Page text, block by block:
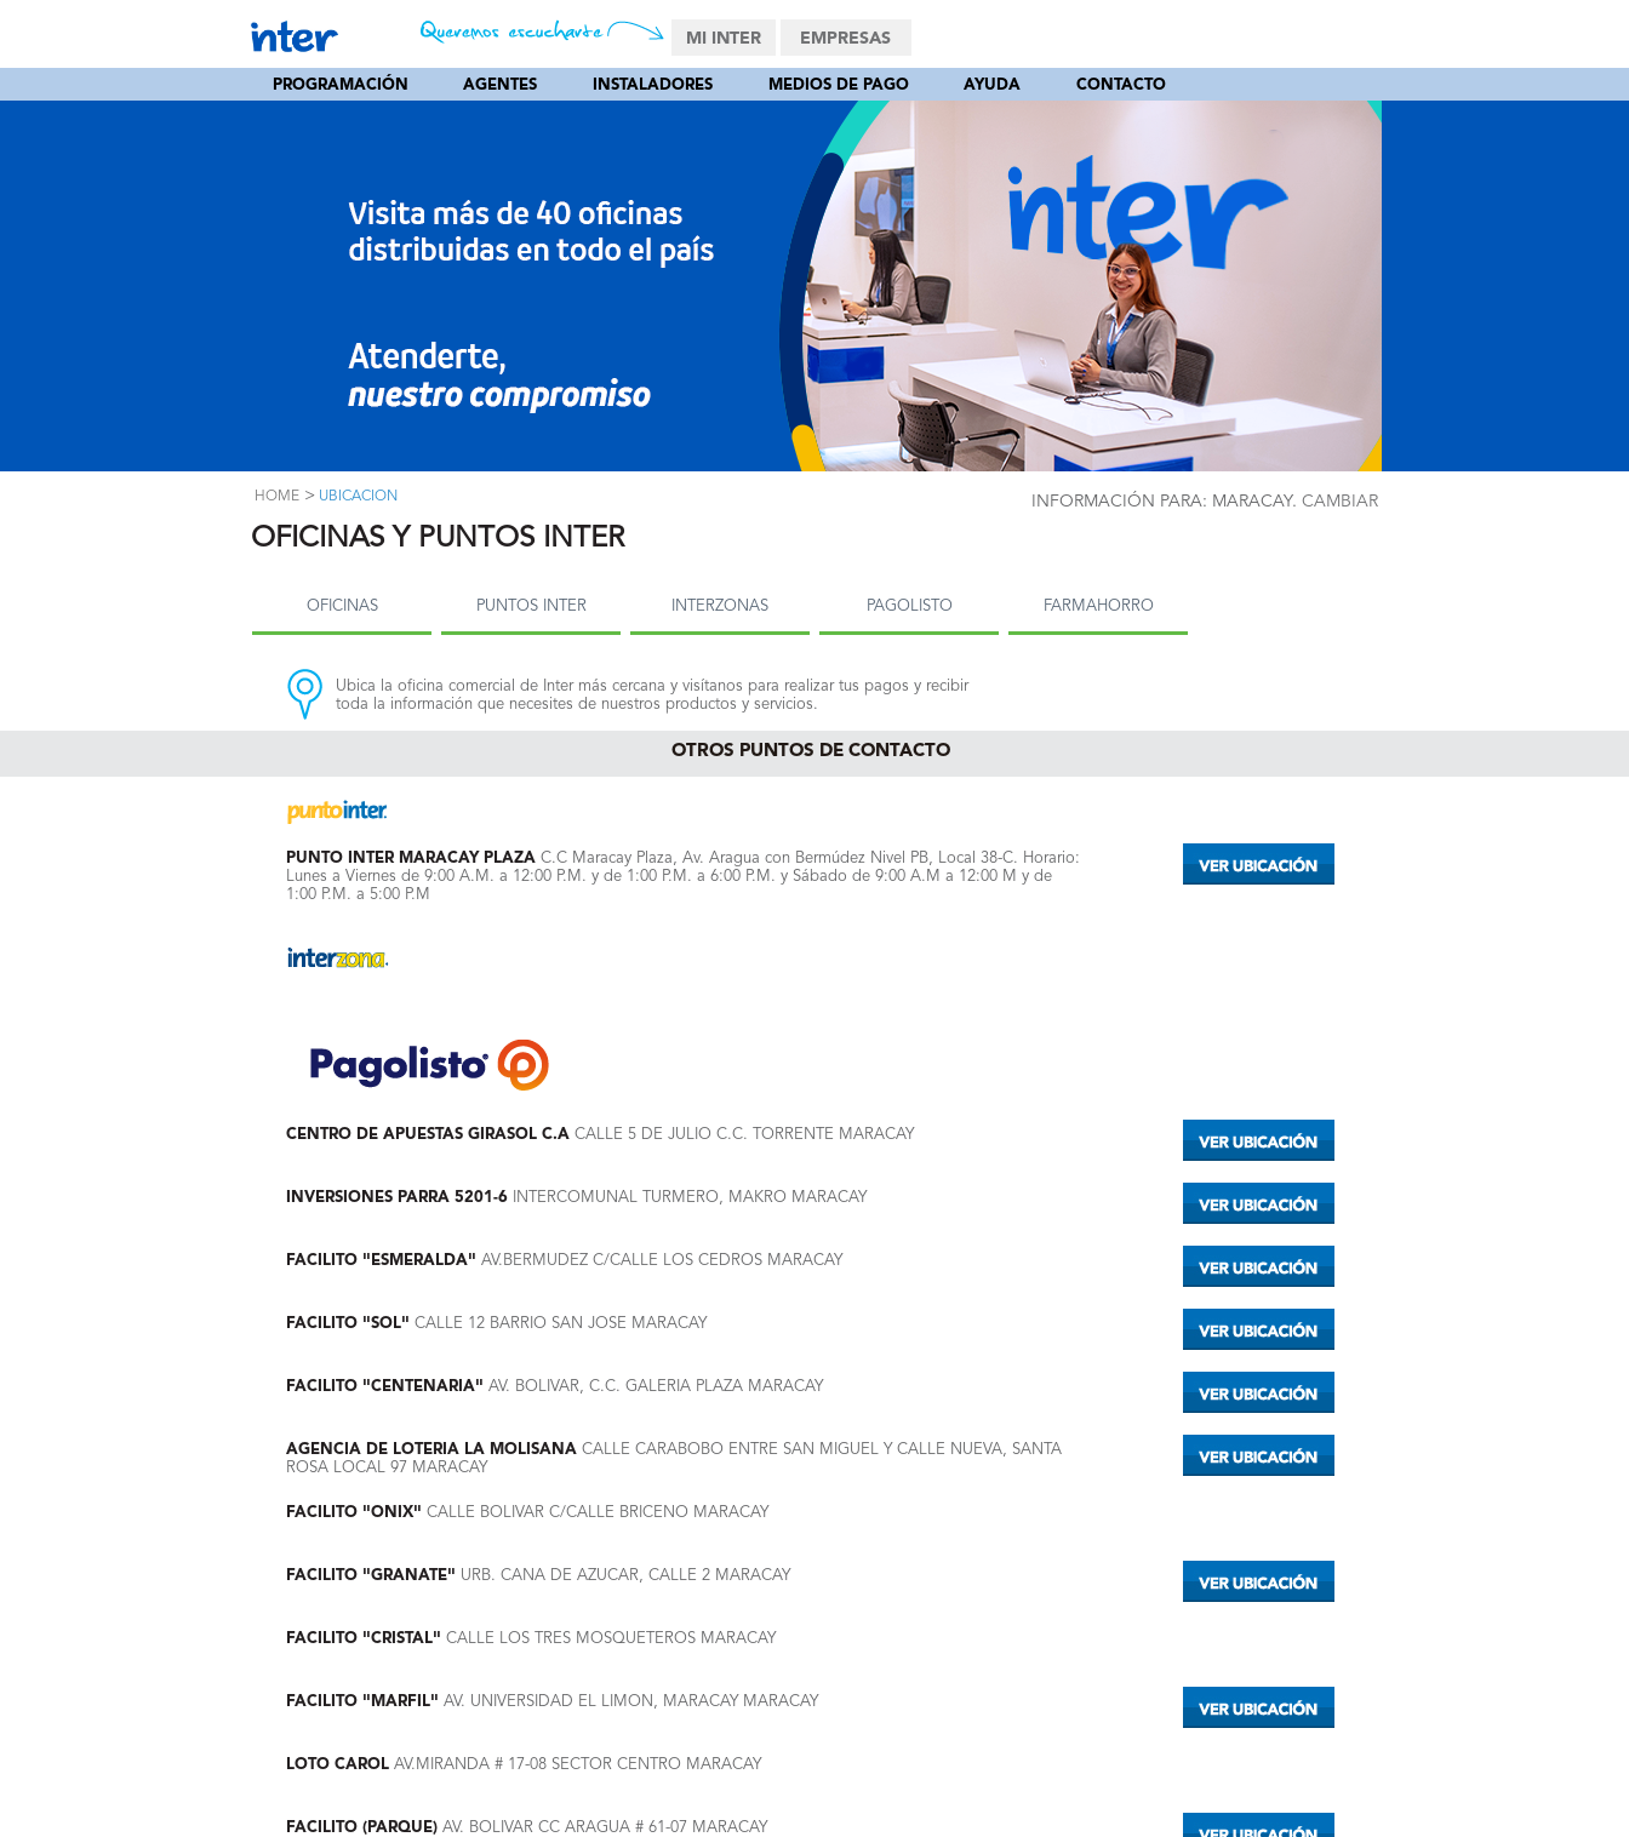
MI INTER EMPRESAS
PROGRAMACIÓN AGENTES INSTALADORES MEDIOS DE PAGO AYUDA CONTACTO
HOME > UBICACION INFORMACIÓN PARA: MARACAY. CAMBIAR
OFICINAS Y PUNTOS INTER
OFICINAS PUNTOS INTER INTERZONAS PAGOLISTO FARMAHORRO
Ubica la oficina comercial de Inter más cercana y visítanos para realizar tus pagos y recibir
toda la información que necesites de nuestros productos y servicios.
OTROS PUNTOS DE CONTACTO
PUNTO INTER MARACAY PLAZA C.C Maracay Plaza, Av. Aragua con Bermúdez Nivel PB, Local 38-C. Horario:
Lunes a Viernes de 9:00 A.M. a 12:00 P.M. y de 1:00 P.M. a 6:00 P.M. y Sábado de 9:00 A.M a 12:00 M y de
1:00 P.M. a 5:00 P.M
CENTRO DE APUESTAS GIRASOL C.A CALLE 5 DE JULIO C.C. TORRENTE MARACAY
INVERSIONES PARRA 5201-6 INTERCOMUNAL TURMERO, MAKRO MARACAY
FACILITO "ESMERALDA" AV.BERMUDEZ C/CALLE LOS CEDROS MARACAY
FACILITO "SOL" CALLE 12 BARRIO SAN JOSE MARACAY
FACILITO "CENTENARIA" AV. BOLIVAR, C.C. GALERIA PLAZA MARACAY
AGENCIA DE LOTERIA LA MOLISANA CALLE CARABOBO ENTRE SAN MIGUEL Y CALLE NUEVA, SANTA
ROSA LOCAL 97 MARACAY
FACILITO "ONIX" CALLE BOLIVAR C/CALLE BRICENO MARACAY
FACILITO "GRANATE" URB. CANA DE AZUCAR, CALLE 2 MARACAY
FACILITO "CRISTAL" CALLE LOS TRES MOSQUETEROS MARACAY
FACILITO "MARFIL" AV. UNIVERSIDAD EL LIMON, MARACAY MARACAY
LOTO CAROL AV.MIRANDA # 17-08 SECTOR CENTRO MARACAY
FACILITO (PARQUE) AV. BOLIVAR CC ARAGUA # 61-07 MARACAY